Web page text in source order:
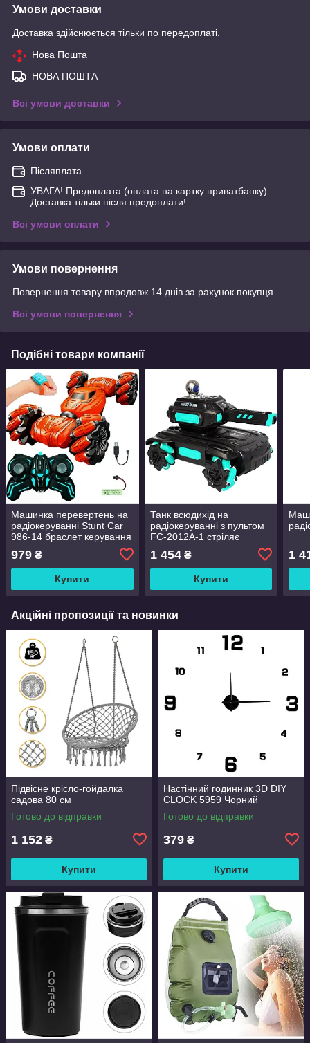
Умови доставки
Доставка здійснюється тільки по передоплаті.
Нова Пошта
НОВА ПОШТА
Всі умови доставки
Умови оплати
Післяплата
УВАГА! Предоплата (оплата на картку приватбанку).
Доставка тільки після предоплати!
Всі умови оплати
Умови повернення
Повернення товару впродовж 14 днів за рахунок покупця
Всі умови повернення
Подібні товари компанії
Машинка перевертень на
радіокеруванні Stunt Car
986-14 браслет керування
979 ₴
Купити
Танк всюдихід на
радіокеруванні з пультом
FC-2012A-1 стріляє
1 454₴
Купити
1
Акційні пропозиції та новинки
Підвісне крісло-гойдалка
садова 80 см
Готово до відправки
1 152 ₴
Купити
Настінний годинник 3D DIY
CLOCK 5959 Чорний
Готово до відправки
379 ₴
Купити